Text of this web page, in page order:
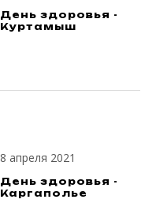
День здоровья -
Куртамыш
8 апреля 2021
День здоровья -
Каргаполье